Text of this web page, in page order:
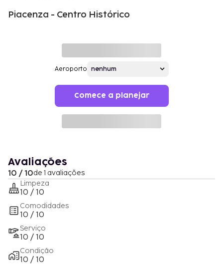
Piacenza - Centro Histórico
Aeroporto
Comece a planejar
Avaliações
10 / 10de 1 avaliações
Limpeza
10 / 10
Comodidades
10 / 10
Serviço
10 / 10
Condição
10 / 10